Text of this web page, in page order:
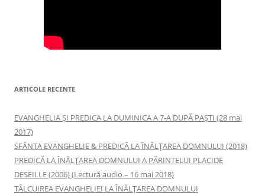
ARTICOLE RECENTE
EVANGHELIA ȘI PREDICA LA DUMINICA A 7-A DUPĂ PAȘTI (28 mai
2017)
SFÂNTA EVANGHELIE & PREDICĂ LA ÎNĂLŢAREA DOMNULUI (2018)
PREDICĂ LA ÎNĂLŢAREA DOMNULUI A PĂRINTELUI PLACIDE
DESEILLE (2006) (Lectură audio – 16 mai 2018)
TÂLCUIREA EVANGHELIEI LA ÎNĂLŢAREA DOMNULUI